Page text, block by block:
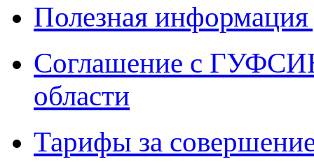
Полезная
Соглашение с
области
Тарифы за